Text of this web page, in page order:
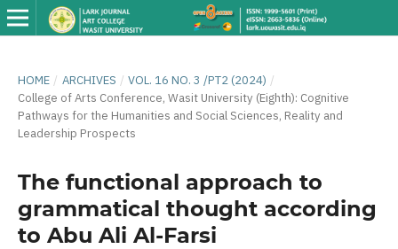
HOME / ARCHIVES / VOL. 16 NO. 3 /PT2 (2024) /
College of Arts Conference, Wasit University (Eighth): Cognitive
Pathways for the Humanities and Social Sciences, Reality and
Leadership Prospects
The functional approach to
grammatical thought according
to Abu Ali Al-Farsi